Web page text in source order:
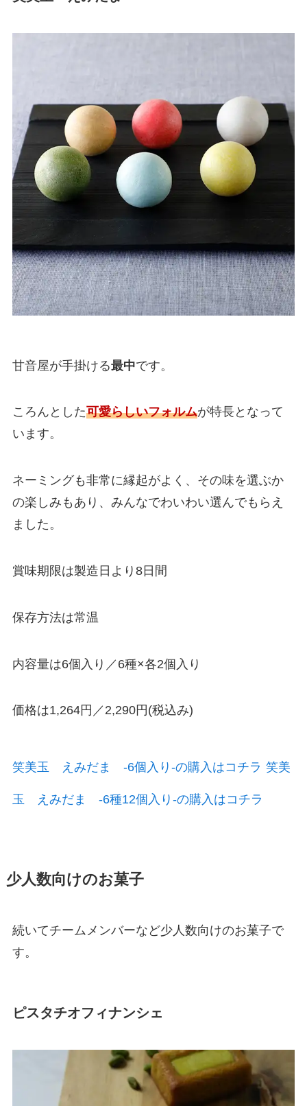
甘音屋が手掛ける最中です。
ころんとした可愛らしいフォルムが特長となって
います。
ネーミングも非常に縁起がよく、その味を選ぶか
の楽しみもあり、みんなでわいわい選んでもらえ
ました。
賞味期限は製造日より8日間
保存方法は常温
内容量は6個入り／6種×各2個入り
価格は1,264円／2,290円(税込み)
笑美玉 えみだま -6個入り-の購入はコチラ 笑美
玉 えみだま -6種12個入り-の購入はコチラ
少人数向けのお菓子
続いてチームメンバーなど少人数向けのお菓子で
す。
ピスタチオフィナンシェ